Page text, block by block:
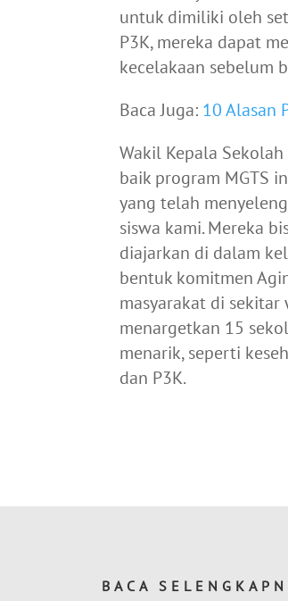
untuk dimiliki oleh
P3K, mereka dapat
kecelakaan sebelum
Baca Juga: 10 Alasan
Wakil Kepala
baik program MGTS
yang telah
siswa kami. Mereka
diajarkan di dalam
bentuk komitmen
masyarakat di sekitar
menargetkan 15
menarik, seperti
dan P3K.
BACA